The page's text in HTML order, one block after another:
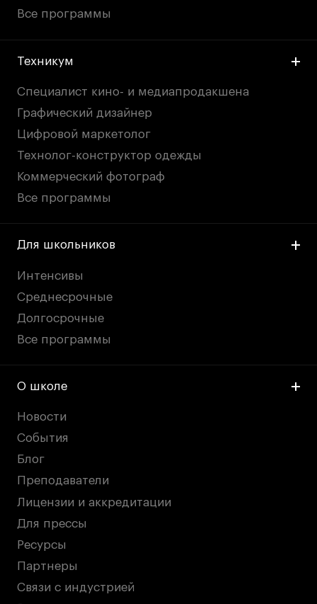
Все программы
Техникум
Специалист кино- и медиапродакшена
Графический дизайнер
Цифровой маркетолог
Технолог-конструктор одежды
Коммерческий фотограф
Все программы
Для школьников
Интенсивы
Среднесрочные
Долгосрочные
Все программы
О школе
Новости
События
Блог
Преподаватели
Лицензии и аккредитации
Для прессы
Ресурсы
Партнеры
Связи с индустрией